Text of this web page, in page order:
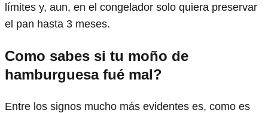
límites y, aun, en el congelador solo quiera preservar
el pan hasta 3 meses.
Como sabes si tu moño de
hamburguesa fué mal?
Entre los signos mucho más evidentes es, como es